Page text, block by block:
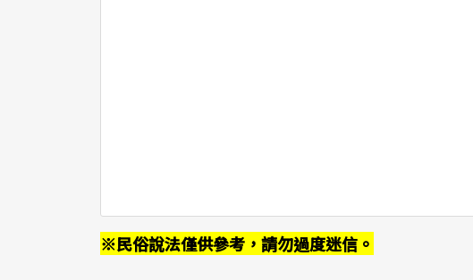
※民俗說法僅供參考，請勿過度迷信。